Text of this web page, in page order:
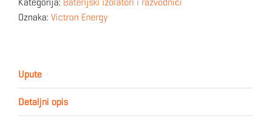
Oznaka: Victron Energy
Upute
Detaljni opis